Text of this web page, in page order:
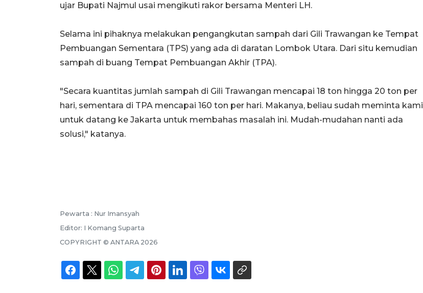
ujar Bupati Najmul usai mengikuti rakor bersama Menteri LH.
Selama ini pihaknya melakukan pengangkutan sampah dari Gili Trawangan ke Tempat
Pembuangan Sementara (TPS) yang ada di daratan Lombok Utara. Dari situ kemudian
sampah di buang Tempat Pembuangan Akhir (TPA).
"Secara kuantitas jumlah sampah di Gili Trawangan mencapai 18 ton hingga 20 ton per
hari, sementara di TPA mencapai 160 ton per hari. Makanya, beliau sudah meminta kami
untuk datang ke Jakarta untuk membahas masalah ini. Mudah-mudahan nanti ada
solusi," katanya.
Pewarta : Nur Imansyah
Editor: I Komang Suparta
COPYRIGHT © ANTARA 2026